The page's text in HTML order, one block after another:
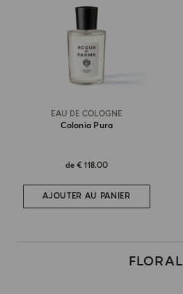
EAU DE COLOGNE
Colonia Pura
de€ 118.00
AJOUTER AU PANIER
FLORAL